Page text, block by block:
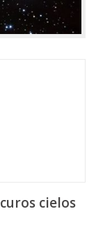
cielos